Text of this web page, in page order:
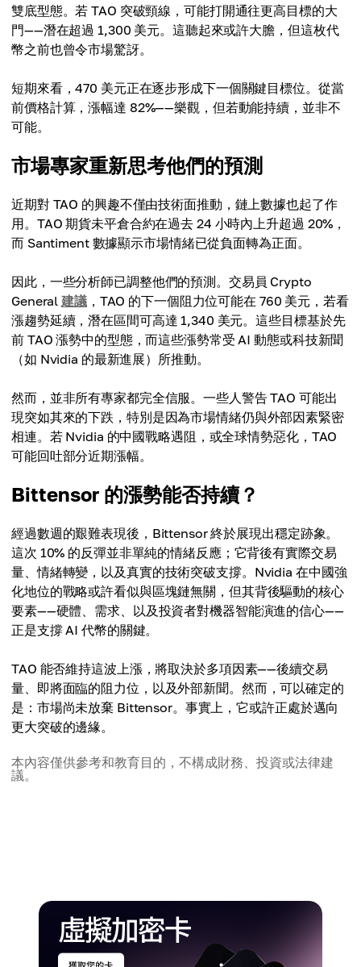
雙底型態。若 TAO 突破頸線，可能打開通往更高目標的大
門——潛在超過 1,300 美元。這聽起來或許大膽，但這枚代
幣之前也曾令市場驚訝。
短期來看，470 美元正在逐步形成下一個關鍵目標位。從當
前價格計算，漲幅達 82%——樂觀，但若動能持續，並非不
可能。
市場專家重新思考他們的預測
近期對 TAO 的興趣不僅由技術面推動，鏈上數據也起了作
用。TAO 期貨未平倉合約在過去 24 小時內上升超過 20%，
而 Santiment 數據顯示市場情緒已從負面轉為正面。
因此，一些分析師已調整他們的預測。交易員 Crypto
General建議，TAO 的下一個阻力位可能在 760 美元，若看
漲趨勢延續，潛在區間可高達 1,340 美元。這些目標基於先
前 TAO 漲勢中的型態，而這些漲勢常受 AI 動態或科技新聞
（如 Nvidia 的最新進展）所推動。
然而，並非所有專家都完全信服。一些人警告 TAO 可能出
現突如其來的下跌，特別是因為市場情緒仍與外部因素緊密
相連。若 Nvidia 的中國戰略遇阻，或全球情勢惡化，TAO
可能回吐部分近期漲幅。
Bittensor 的漲勢能否持續？
經過數週的艱難表現後，Bittensor 終於展現出穩定跡象。
這次 10% 的反彈並非單純的情緒反應；它背後有實際交易
量、情緒轉變，以及真實的技術突破支撐。Nvidia 在中國強
化地位的戰略或許看似與區塊鏈無關，但其背後驅動的核心
要素——硬體、需求、以及投資者對機器智能演進的信心——
正是支撐 AI 代幣的關鍵。
TAO 能否維持這波上漲，將取決於多項因素——後續交易
量、即將面臨的阻力位，以及外部新聞。然而，可以確定的
是：市場尚未放棄 Bittensor。事實上，它或許正處於邁向
更大突破的邊緣。
本內容僅供參考和教育目的，不構成財務、投資或法律建
議。